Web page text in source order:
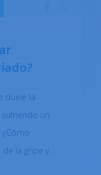
duele la
un
la gripe y